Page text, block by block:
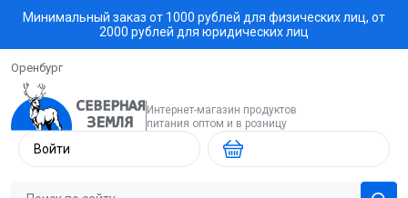
Минимальный заказ от 1000 рублей для физических лиц, от
2000 рублей для юридических лиц
Оренбург
Интернет-магазин продуктов
питания оптом и в розницу
Войти